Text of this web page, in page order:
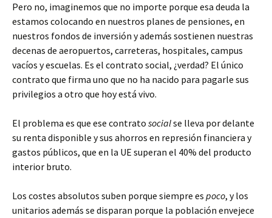
Pero no, imaginemos que no importe porque esa deuda la
estamos colocando en nuestros planes de pensiones, en
nuestros fondos de inversión y además sostienen nuestras
decenas de aeropuertos, carreteras, hospitales, campus
vacíos y escuelas. Es el contrato social, ¿verdad? El único
contrato que firma uno que no ha nacido para pagarle sus
privilegios a otro que hoy está vivo.
El problema es que ese contrato socialse lleva por delante
su renta disponible y sus ahorros en represión financiera y
gastos públicos, que en la UE superan el 40% del producto
interior bruto.
Los costes absolutos suben porque siempre es poco, y los
unitarios además se disparan porque la población envejece